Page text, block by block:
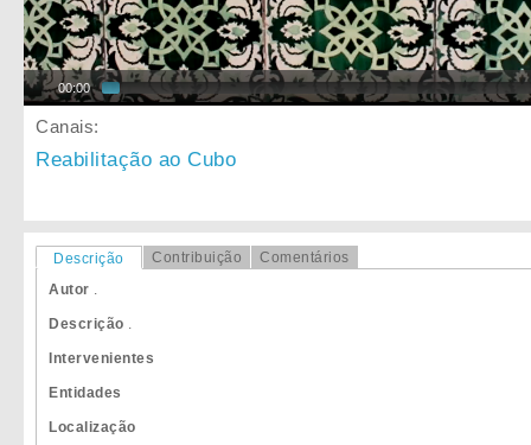
00:00
Canais:
Reabilitação ao Cubo
Descrição Contribuição
Comentários
Autor
Descrição
Intervenientes
Entidades
Localização